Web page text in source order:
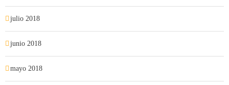
julio 2018
junio 2018
mayo 2018